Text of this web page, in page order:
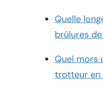
Quelle
brûlures
Quel mors
trotteur en